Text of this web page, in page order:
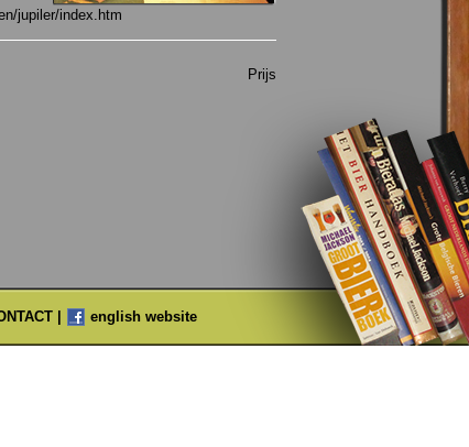
jupiler/index.htm
Prijs
| english website